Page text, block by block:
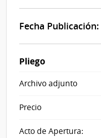
Fecha Publicación:
Pliego
Archivo adjunto
Precio
Acto de Apertura: